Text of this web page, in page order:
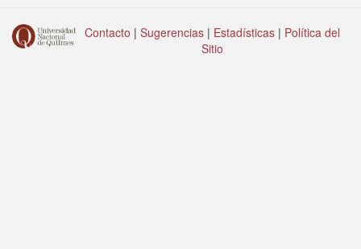
Contacto | Sugerencias | Estadísticas | Política del
Sitio